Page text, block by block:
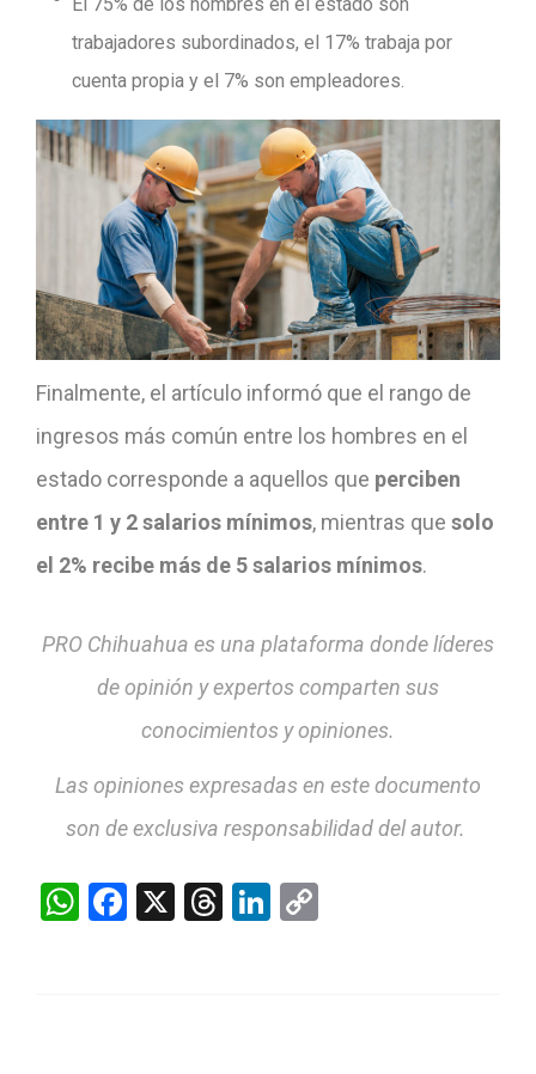
trabajadores subordinados, el 17% trabaja por
cuenta propia y el 7% son empleadores.
Finalmente, el artículo informó que el rango de
ingresos más común entre los hombres en el
estado corresponde a aquellos que perciben
entre 1 y 2 salarios mínimos, mientras que solo
el 2% recibe más de 5 salarios mínimos.
PRO Chihuahua es una plataforma donde líderes
de opinión y expertos comparten sus
conocimientos y opiniones.
Las opiniones expresadas en este documento
son de exclusiva responsabilidad del autor.
WhatsApp
Facebook
X Threads
LinkedIn